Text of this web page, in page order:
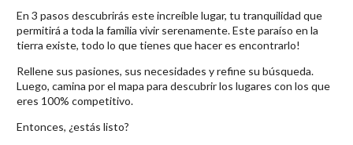
En 3 pasos descubrirás este increíble lugar, tu tranquilidad que
permitirá a toda la familia vivir serenamente. Este paraíso en la
tierra existe, todo lo que tienes que hacer es encontrarlo!
Rellene sus pasiones, sus necesidades y refine su búsqueda.
Luego, camina por el mapa para descubrir los lugares con los que
eres 100% competitivo.
Entonces, ¿estás listo?